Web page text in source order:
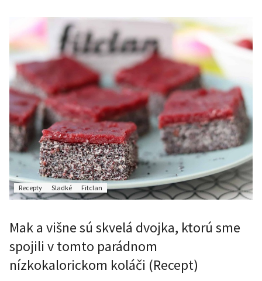
Recepty Sladké Fitclan
Mak a višne sú skvelá dvojka, ktorú sme
spojili v tomto parádnom
nízkokalorickom koláči (Recept)